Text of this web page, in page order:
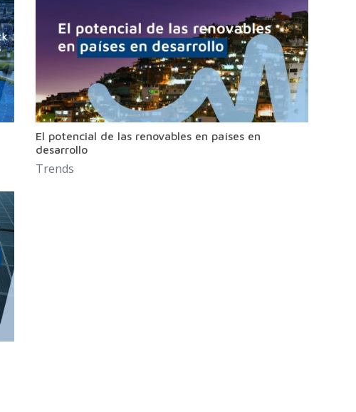
El potencial de las renovables en países en
desarrollo
Trends